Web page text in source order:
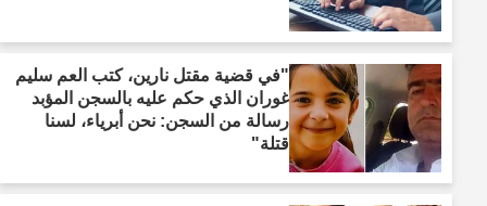
"في قضية مقتل نارين، كتب العم سليم
غوران الذي حكم عليه بالسجن المؤبد
رسالة من السجن: نحن أبرياء، لسنا
قتلة"